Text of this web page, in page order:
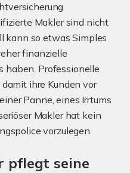
Makler sind nicht
kann so etwas Simples
finanzielle
haben. Professionelle
ihre Kunden vor
Panne, eines Irrtums
Makler hat kein
vorzulegen.
pflegt seine